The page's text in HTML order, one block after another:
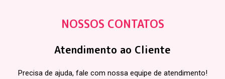
NOSSOS CONTATOS
Atendimento ao Cliente
Precisa de ajuda, fale com nossa equipe de atendimento!